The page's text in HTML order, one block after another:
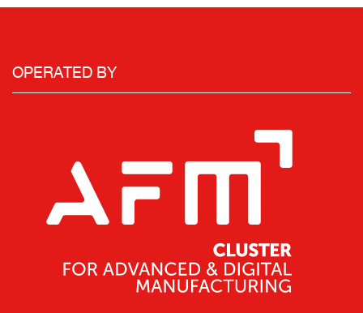
OPERATED BY